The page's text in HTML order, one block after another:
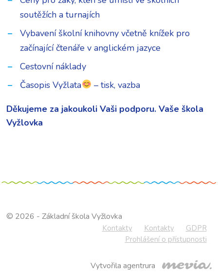
soutěžích a turnajích
Vybavení školní knihovny včetně knížek pro
začínající čtenáře v anglickém jazyce
Cestovní náklady
Časopis Vyžlata
– tisk, vazba
Děkujeme za jakoukoli Vaši podporu. Vaše škola
Vyžlovka
© 2026 - Základní škola Vyžlovka
Kontakty Kontakty
GDPR
Prohlášení o přístupnosti
Vytvořila agentrura